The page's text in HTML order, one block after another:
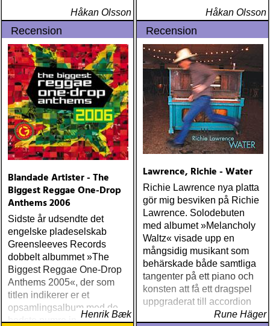
Håkan Olsson Håkan Olsson
Recension
Blandade Artister - The
Biggest Reggae One-Drop
Anthems 2006
Sidste år udsendte det
engelske pladeselskab
Greensleeves Records
dobbelt albummet »The
Biggest Reggae One-Drop
Anthems 2005«, der som
titlen indikerer er et
opsamlingsalbum med de
bedste numre indenfor den
Henrik Bæk
Recension
Lawrence, Richie - Water
Richie Lawrence nya platta
gör mig besviken på Richie
Lawrence. Solodebuten
med albumet »Melancholy
Waltz« visade upp en
mångsidig musikant som
behärskade både samtliga
tangenter på ett piano och
konsten att få ett dragspel
uppgraderat till accordion
Rune Häger